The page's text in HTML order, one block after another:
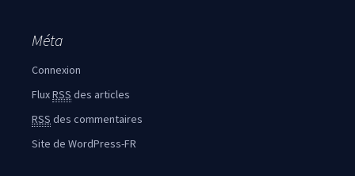
Méta
Connexion
FluxRSS des articles
RSS des commentaires
Site de WordPress-FR